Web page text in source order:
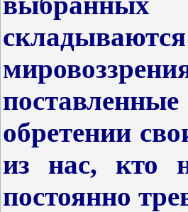
обретении
из нас, кто
постоянно